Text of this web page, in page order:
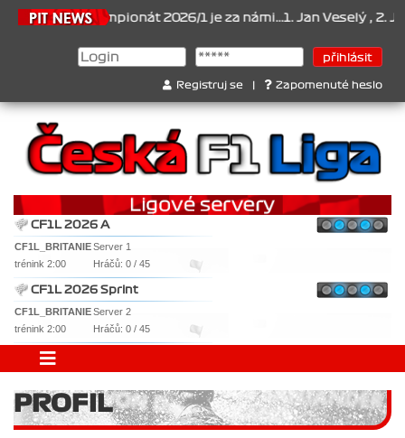
Šampionát 2026/1 je za námi...1. Jan Veselý , 2. Jan
Registruj se Zapomenuté heslo
CF1L 2026 A
CF1L_BRITANIEServer 1
trénink 2:00
Hráčů: 0 / 45
CF1L 2026 Sprint
CF1L_BRITANIEServer 2
trénink 2:00
Hráčů: 0 / 45
PROFIL